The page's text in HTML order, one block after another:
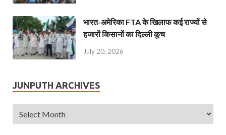
भारत-अमेरिका FTA के खिलाफ कई राज्यों से
हजारों किसानों का दिल्ली कूच
July 20, 2026
JUNPUTH ARCHIVES